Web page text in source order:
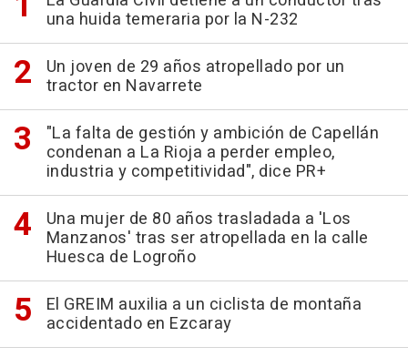
una huida temeraria por la N-232
Un joven de 29 años atropellado por un
tractor en Navarrete
"La falta de gestión y ambición de Capellán
condenan a La Rioja a perder empleo,
industria y competitividad", dice PR+
Una mujer de 80 años trasladada a 'Los
Manzanos' tras ser atropellada en la calle
Huesca de Logroño
El GREIM auxilia a un ciclista de montaña
accidentado en Ezcaray